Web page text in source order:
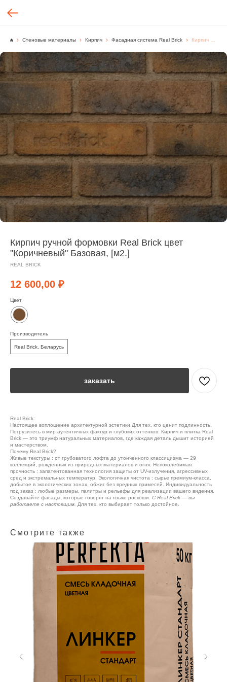
Стеновые материалы Кирпич Фасадная система Real Brick
Кирпич ручной формовки Real Brick цвет
"Коричневый" Базовая, [м2.]
REAL BRICK
12 600,00 ₽
Цвет
Производитель
Real Brick. Беларусь
заказать
Real Brick:
Настоящее воплощение архитектурной эстетики Для тех, кто ценит подлинность.
Погрузитесь в мир аутентичных фактур и глубоких оттенков. Кирпич и плитка Real
Brick — это триумф натуральных материалов, где каждая деталь дышит историей
и мастерством.
Почему Real Brick?
Живые текстуры : от грубоватого лофта до утонченного классицизма — 29
коллекций, рожденных из природных материалов и огня. Непоколебимая
прочность : запатентованная технология защиты от UV-излучения, агрессивных
сред и экстремальных температур. Экологичная чистота : сырье премиум-класса,
добытое в экологических зонах, обжиг без вредных примесей. Индивидуальность
под заказ : любые размеры, палитры и рельефы для реализации вашего видения.
Создавайте фасады, которые говорят на языке роскоши. С Real Brick — вы
работаете с настоящим.
Для тех, кто выбирает только достойное.
Смотрите также